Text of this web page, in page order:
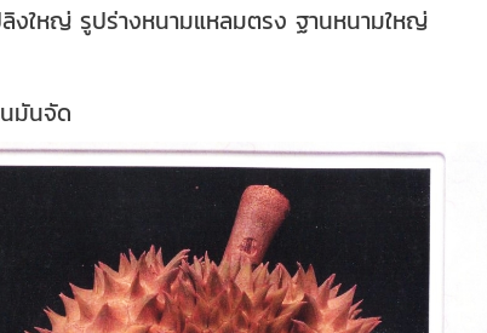
งใหญ่ รูปร่างหนามแหลมตรง ฐานหนามใหญ่
มันจัด